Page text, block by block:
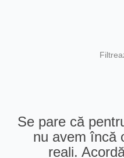
Se pare că
nu avem încă
reali.